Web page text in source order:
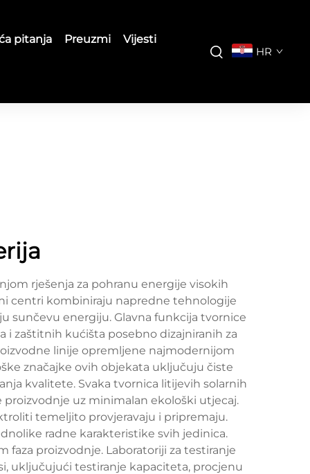
pitanja Preuzmi
Vijesti
HR
rješenja za pohranu energije visokih
centri kombiniraju napredne tehnologije
sunčevu energiju. Glavna funkcija tvornice
i zaštitnih kućišta posebno dizajniranih za
linije opremljene najmodernijom
značajke ovih objekata uključuju čiste
kvalitete. Svaka tvornica litijevih solarnih
uz minimalan ekološki utjecaj.
temeljito provjeravaju i pripremaju.
radne karakteristike svih jedinica.
proizvodnje. Laboratoriji za testiranje
uključujući testiranje kapaciteta, procjenu